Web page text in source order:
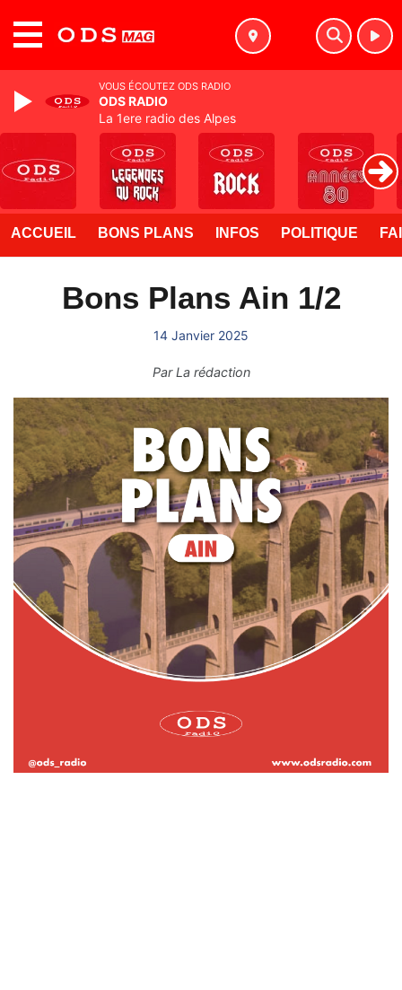
ACCUEIL BONS PLANS INFOS POLITIQUE
Bons Plans Ain 1/2
14 Janvier 2025
ParLa rédaction
VOUS ÉCOUTEZ ODS RADIO
ODS RADIO
La 1ere radio des Alpes